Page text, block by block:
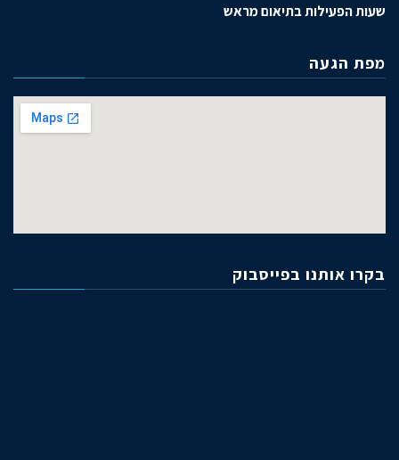
שעות הפעילות בתיאום מראש
מפת הגעה
בקרו אותנו בפייסבוק